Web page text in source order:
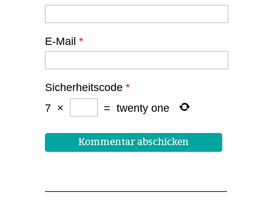
E-Mail *
Sicherheitscode *
7 × = twenty one